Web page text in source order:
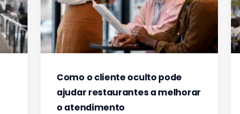
Como o cliente oculto pode
ajudar restaurantes a melhorar
o atendimento